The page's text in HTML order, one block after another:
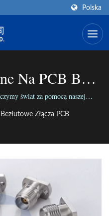
Polska
Na PCB Bez
Złącz
(typ End-
świat za pomocą naszej
Bezłutowe Złącza PCB